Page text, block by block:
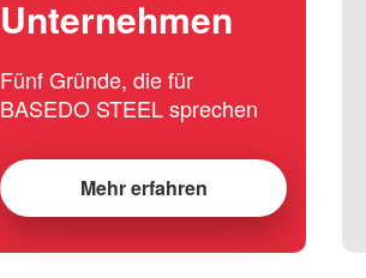
Unternehmen
Fünf Gründe, die für
BASEDO STEEL sprechen
Mehr erfahren